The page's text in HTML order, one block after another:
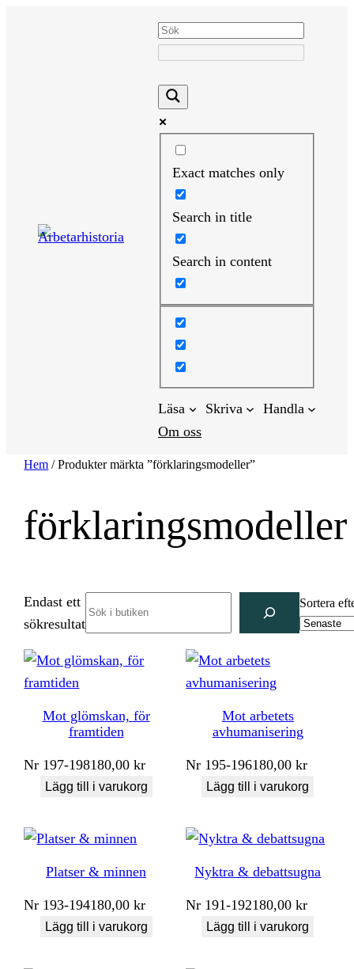
Exact matches only
Search in title
Search in content
Läsa Skriva
Handla
Om oss
Hem / Produkter märkta ”förklaringsmodeller”
förklaringsmodeller
Endast ett
sökresultat
Sortera
Mot glömskan, för
framtiden
Nr 197-198180,00kr
Lägg till i varukorg
Mot arbetets
avhumanisering
Nr 195-196180,00kr
Lägg till i varukorg
Platser & minnen
Nr 193-194180,00kr
Lägg till i varukorg
Nyktra & debattsugna
Nr 191-192180,00kr
Lägg till i varukorg